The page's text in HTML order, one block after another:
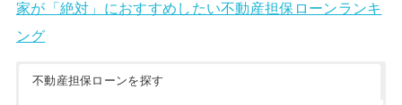
家が「絶対」におすすめしたい不動産担保ローンランキ
ング
不動産担保ローンを探す